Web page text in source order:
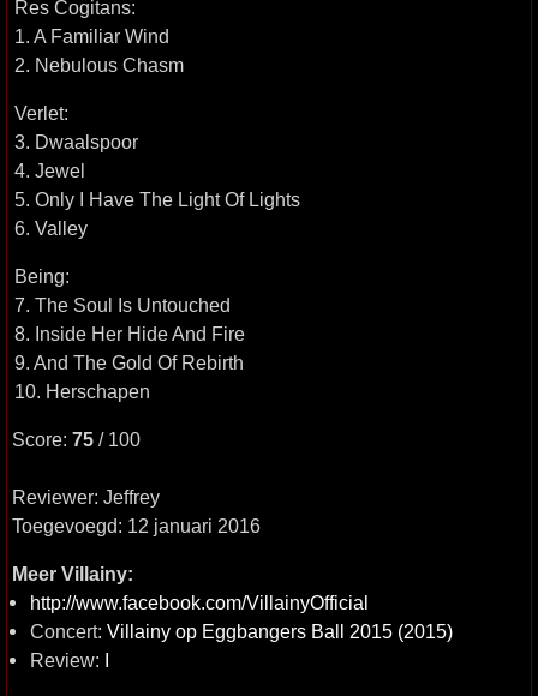
Res Cogitans:
1. A Familiar Wind
2. Nebulous Chasm
Verlet:
3. Dwaalspoor
4. Jewel
5. Only I Have The Light Of Lights
6. Valley
Being:
7. The Soul Is Untouched
8. Inside Her Hide And Fire
9. And The Gold Of Rebirth
10. Herschapen
Score: 75 / 100
Reviewer: Jeffrey
Toegevoegd: 12 januari 2016
Meer Villainy:
http://www.facebook.com/VillainyOfficial
Concert: Villainy op Eggbangers Ball 2015 (2015)
Review: I